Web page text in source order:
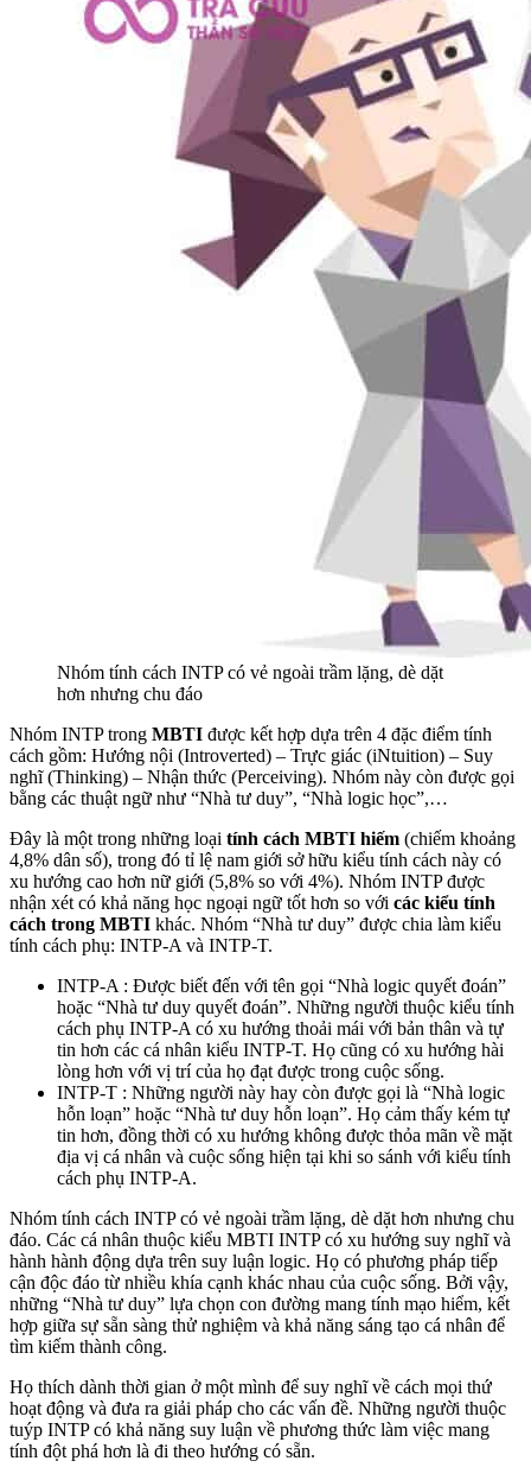
Nhóm tính cách INTP có vẻ ngoài trầm lặng, dè dặt
hơn nhưng chu đáo
Nhóm INTP trong MBTI được kết hợp dựa trên 4 đặc điểm tính
cách gồm: Hướng nội (Introverted) – Trực giác (iNtuition) – Suy
nghĩ (Thinking) – Nhận thức (Perceiving). Nhóm này còn được gọi
bằng các thuật ngữ như “Nhà tư duy”, “Nhà logic học”,…
Đây là một trong những loại tính cách MBTI hiếm (chiếm khoảng
4,8% dân số), trong đó tỉ lệ nam giới sở hữu kiểu tính cách này có
xu hướng cao hơn nữ giới (5,8% so với 4%). Nhóm INTP được
nhận xét có khả năng học ngoại ngữ tốt hơn so với các kiểu tính
cách trong MBTI khác. Nhóm “Nhà tư duy” được chia làm kiểu
tính cách phụ: INTP-A và INTP-T.
INTP-A : Được biết đến với tên gọi “Nhà logic quyết đoán”
hoặc “Nhà tư duy quyết đoán”. Những người thuộc kiểu tính
cách phụ INTP-A có xu hướng thoải mái với bản thân và tự
tin hơn các cá nhân kiểu INTP-T. Họ cũng có xu hướng hài
lòng hơn với vị trí của họ đạt được trong cuộc sống.
INTP-T : Những người này hay còn được gọi là “Nhà logic
hỗn loạn” hoặc “Nhà tư duy hỗn loạn”. Họ cảm thấy kém tự
tin hơn, đồng thời có xu hướng không được thỏa mãn về mặt
địa vị cá nhân và cuộc sống hiện tại khi so sánh với kiểu tính
cách phụ INTP-A.
Nhóm tính cách INTP có vẻ ngoài trầm lặng, dè dặt hơn nhưng chu
đáo. Các cá nhân thuộc kiểu MBTI INTP có xu hướng suy nghĩ và
hành hành động dựa trên suy luận logic. Họ có phương pháp tiếp
cận độc đáo từ nhiều khía cạnh khác nhau của cuộc sống. Bởi vậy,
những “Nhà tư duy” lựa chọn con đường mang tính mạo hiểm, kết
hợp giữa sự sẵn sàng thử nghiệm và khả năng sáng tạo cá nhân để
tìm kiếm thành công.
Họ thích dành thời gian ở một mình để suy nghĩ về cách mọi thứ
hoạt động và đưa ra giải pháp cho các vấn đề. Những người thuộc
tuýp INTP có khả năng suy luận về phương thức làm việc mang
tính đột phá hơn là đi theo hướng có sẵn.